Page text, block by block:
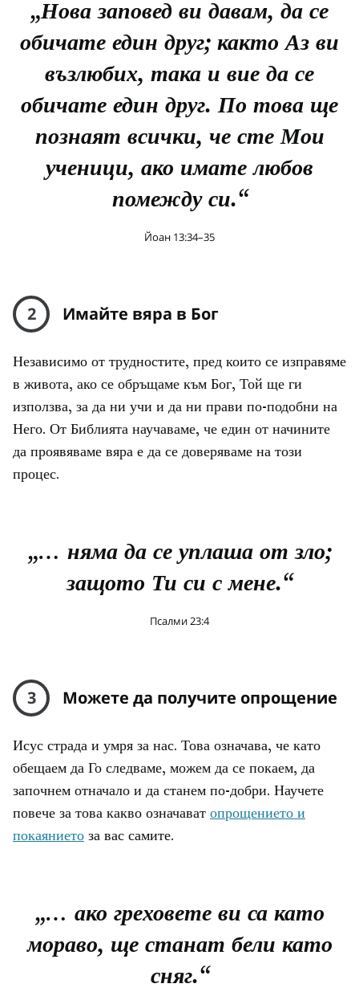
„Нова заповед ви давам, да се
обичате един друг; както Аз ви
възлюбих, така и вие да се
обичате един друг. По това ще
познаят всички, че сте Мои
ученици, ако имате любов
помежду си.“
Йоан 13:34–35
2 Имайте вяра в Бог
Независимо от трудностите, пред които се изправяме
в живота, ако се обръщаме към Бог, Той ще ги
използва, за да ни учи и да ни прави по-подобни на
Него. От Библията научаваме, че един от начините
да проявяваме вяра е да се доверяваме на този
процес.
„… няма да се уплаша от зло;
защото Ти си с мене.“
Псалми 23:4
3 Можете да получите опрощение
Исус страда и умря за нас. Това означава, че като
обещаем да Го следваме, можем да се покаем, да
започнем отначало и да станем по-добри. Научете
повече за това какво означават опрощението и
покаянието за вас самите.
„… ако греховете ви са като
мораво, ще станат бели като
сняг.“